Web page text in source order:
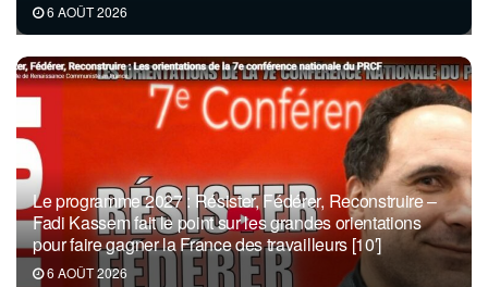
6 AOÛT 2026
Le programme 2027 : Résister, Fédérer, Reconstruire –
Fadi Kassem fait le point sur les grandes orientations
pour faire gagner la France des travailleurs [10′]
6 AOÛT 2026